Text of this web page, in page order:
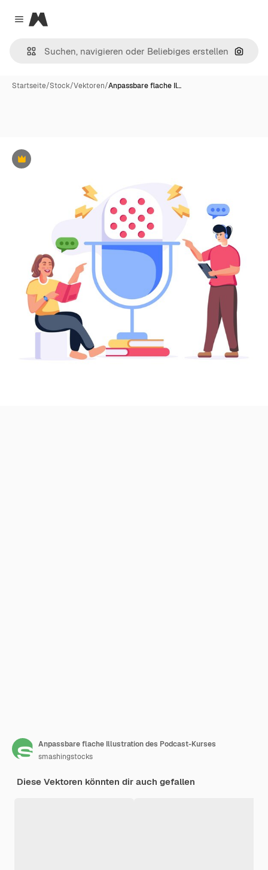
Close menu
Magnific
Nach
Startseite/Stock/Vektoren/Anpassbare flache Il…
Premium
Anpassbare flache Illustration des Podcast-Kurses
smashingstocks
Diese Vektoren könnten dir auch gefallen